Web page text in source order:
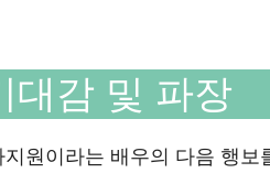
대감 및 파장
원이라는 배우의 다음 행